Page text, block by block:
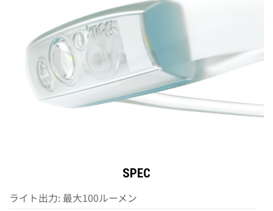
SPEC
ライト出力: 最大100ルーメン